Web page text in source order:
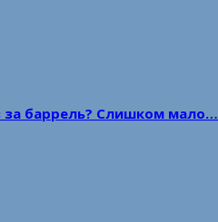
за баррель? Слишком мало…